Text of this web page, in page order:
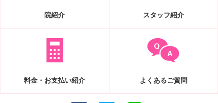
院紹介 スタッフ紹介
料金・お支払い紹介 よくあるご質問